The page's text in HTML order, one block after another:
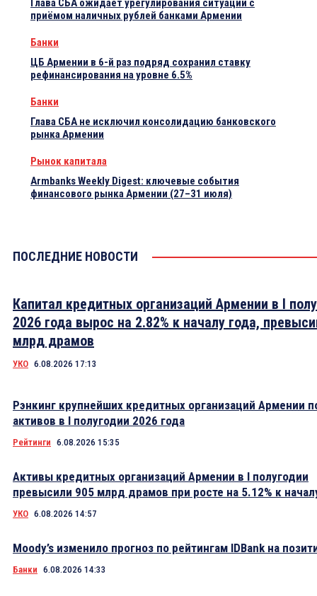
Глава СБА ожидает урегулирования ситуации с
приёмом наличных рублей банками Армении
Банки
ЦБ Армении в 6-й раз подряд сохранил ставку
рефинансирования на уровне 6.5%
Банки
Глава СБА не исключил консолидацию банковского
рынка Армении
Рынок капитала
Armbanks Weekly Digest: ключевые события
финансового рынка Армении (27–31 июля)
ПОСЛЕДНИЕ НОВОСТИ
Капитал кредитных организаций Армении в I
2026 года вырос на 2.82% к началу года,
млрд драмов
УКО 6.08.2026 17:13
Рэнкинг крупнейших кредитных организаций Армении
активов в I полугодии 2026 года
Рейтинги 6.08.2026 15:35
Активы кредитных организаций Армении в I полугодии
превысили 905 млрд драмов при росте на 5.12% к
УКО 6.08.2026 14:57
Moody’s изменило прогноз по рейтингам IDBank на
Банки 6.08.2026 14:33